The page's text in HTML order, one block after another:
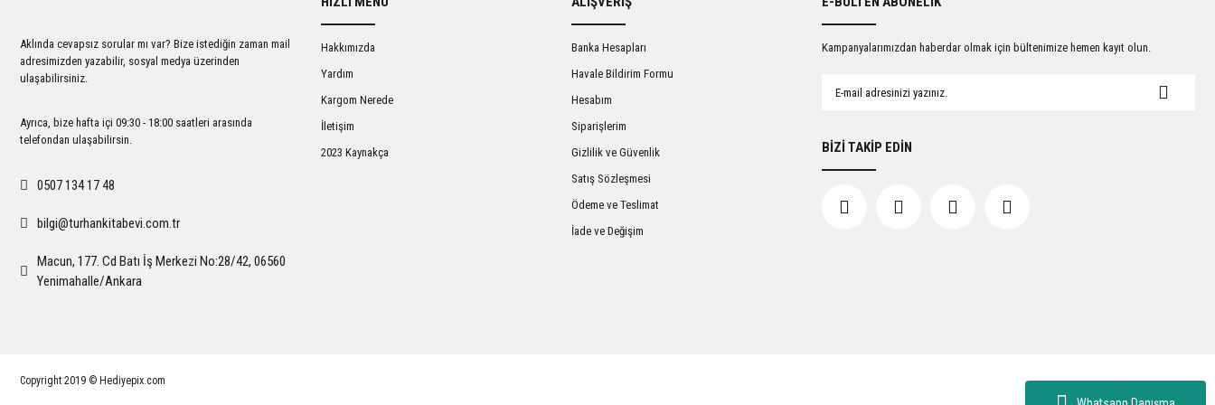
Ürün fiyatı diğer sitelerden daha pahalı.
Bu ürüne benzer farklı alternatifler olmalı.
Gönder
Aklında cevapsız sorular mı var? Bize istediğin zaman mail
adresimizden yazabilir, sosyal medya üzerinden
ulaşabilirsiniz.
Ayrıca, bize hafta içi 09:30 - 18:00 saatleri arasında
telefondan ulaşabilirsin.
0507 134 17 48
bilgi@turhankitabevi.com.tr
Macun, 177. Cd Batı İş Merkezi No:28/42, 06560
Yenimahalle/Ankara
Hakkımızda
Yardım
Kargom Nerede
İletişim
2023 Kaynakça
Banka Hesapları
Havale Bildirim Formu
Hesabım
Siparişlerim
Gizlilik ve Güvenlik
Satış Sözleşmesi
Ödeme ve Teslimat
İade ve Değişim
Kampanyalarımızdan haberdar olmak için bültenimize hemen kayıt olun.
BİZİ TAKİP EDİN
Copyright 2019 © Hediyepix.com